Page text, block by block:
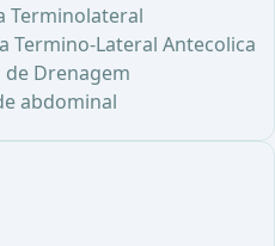
Terminolateral
Termino-Lateral Antecolica
de Drenagem
abdominal